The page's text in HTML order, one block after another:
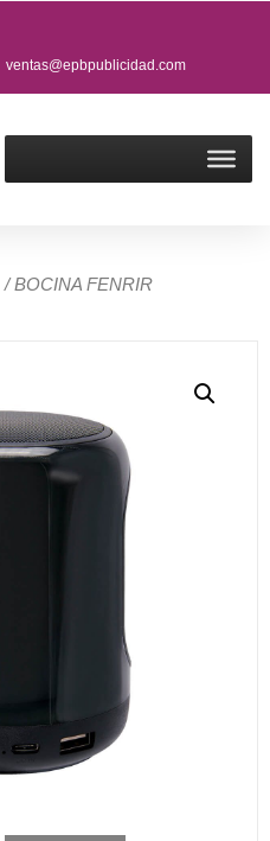
ventas@epbpublicidad.com
/ BOCINA FENRIR